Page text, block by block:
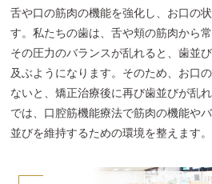
舌や口の筋肉の機能を強化し、お口の
す。私たちの歯は、舌や頬の筋肉から
その圧力のバランスが乱れると、歯並
及ぶようになります。そのため、お口
ないと、矯正治療後に再び歯並びが乱
では、口腔筋機能療法で筋肉の機能や
並びを維持するための環境を整えます。